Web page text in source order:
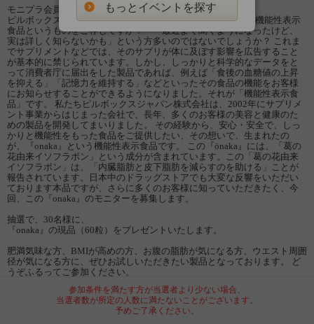
モニプラ会員の皆さま、はじめまして。
ピルボックスジャパン株式会社の細谷と申します。 皆様は、機能性表示
食品というものをご存じですか？ 「最近よく聞くようになったけど、
実は詳しく知らないかも」という方多いのではないでしょうか？ これま
でサプリメントなどでは、そのサプリが体に及ぼす影響を広告すること
が基本的に禁じられています。しかし、しっかりと科学的なデータをと
って消費者庁に届出をした製品であれば、例えば「食後の血糖値の上昇
を抑える」「記憶力を維持する」などといったその食品の機能をお客様
にお知らせすることができるようになりました。それが「機能性表示食
品」です。 私たちピルボックスジャパン株式会社は、2002年にサプリメ
ント事業からはじまった会社で、長年、多くのお客様の美容と健康のた
めの製品を開発してまいりました。 その経験から、安心・安全で、しっ
かりと機能性をもった食品をご提供したい、その想いで、生まれたの
が、『onaka』という機能性表示食品です。 この『önaka』には、「葛の
花由来イソフラボン」という成分が含まれています。この「葛の花由来
イソフラボン」は、「内臓脂肪と皮下脂肪を減らすのを助ける」ことが
報告されています。日本中のドラッグストアでも大変な反響をいただい
ております本品ですが、さらに多くのお客様に知っていただきたく、今
回、この『onaka』のモニターを募集します。
抽選で、30名様に、
『onaka』の現品（60粒）をプレゼントいたします。
肥満気味な方、BMIが高めの方、お腹の脂肪が気になる方、ウエスト周囲
径が気になる方に、ぜひお試しいただきたい製品となっております。 ど
うぞふるってご参加ください。
参加条件を満たす方が当選者より少ない場合、
当選者数が所定の人数に満たないことがございます。
予めご了承ください。
もっとイベントを探す